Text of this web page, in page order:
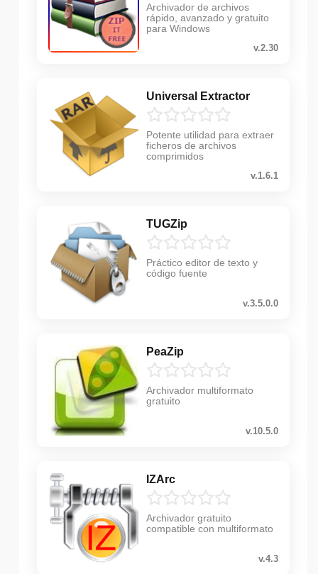
Archivador de archivos
rápido, avanzado y gratuito
para Windows
v.2.30
Universal Extractor
Potente utilidad para extraer
ficheros de archivos
comprimidos
v.1.6.1
TUGZip
Práctico editor de texto y
código fuente
v.3.5.0.0
PeaZip
Archivador multiformato
gratuito
v.10.5.0
IZArc
Archivador gratuito
compatible con multiformato
v.4.3